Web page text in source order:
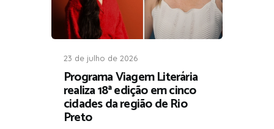
23 de julho de 2026
Programa Viagem Literária
realiza 18ª edição em cinco
cidades da região de Rio
Preto